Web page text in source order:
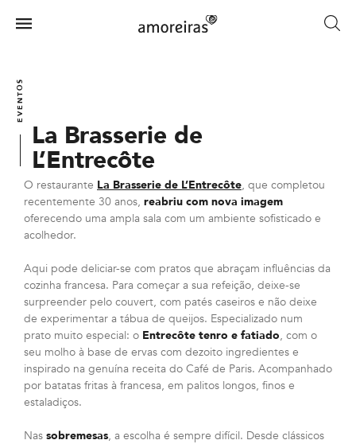
mainMenu
EVENTOS
La Brasserie de
L’Entrecôte
O restaurante La Brasserie de L’Entrecôte, que completou
recentemente 30 anos, reabriu com nova imagem
oferecendo uma ampla sala com um ambiente sofisticado e
acolhedor.
Aqui pode deliciar-se com pratos que abraçam influências da
cozinha francesa. Para começar a sua refeição, deixe-se
surpreender pelo couvert, com patés caseiros e não deixe
de experimentar a tábua de queijos. Especializado num
prato muito especial: o Entrecôte tenro e fatiado, com o
seu molho à base de ervas com dezoito ingredientes e
inspirado na genuína receita do Café de Paris. Acompanhado
por batatas fritas à francesa, em palitos longos, finos e
estaladiços.
Nas sobremesas, a escolha é sempre difícil. Desde clássicos